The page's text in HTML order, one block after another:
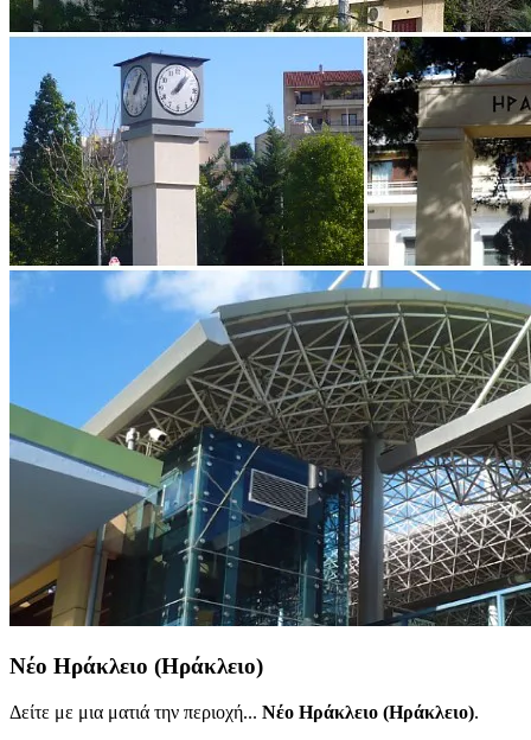
Νέο Ηράκλειο (Ηράκλειο)
Δείτε με μια ματιά την περιοχή... Νέο Ηράκλειο (Ηράκλειο).